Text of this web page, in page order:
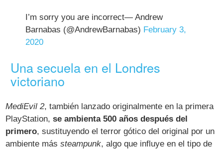
I’m sorry you are incorrect— Andrew
Barnabas (@AndrewBarnabas) February 3,
2020
Una secuela en el Londres
victoriano
MediEvil 2, también lanzado originalmente en la primera
PlayStation,se ambienta 500 años después del
primero, sustituyendo el terror gótico del original por un
ambiente mássteampunk, algo que influye en el tipo de